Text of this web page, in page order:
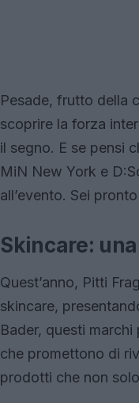
Pesade, frutto della
scoprire la forza
il segno. E se pensi
MiN New York e
all’evento. Sei
Skincare:
Quest’anno, Pitti
skincare,
Bader, questi
che promettono di
prodotti che non